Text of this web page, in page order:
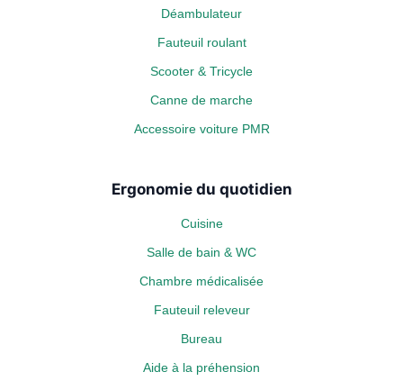
Déambulateur
Fauteuil roulant
Scooter & Tricycle
Canne de marche
Accessoire voiture PMR
Ergonomie du quotidien
Cuisine
Salle de bain & WC
Chambre médicalisée
Fauteuil releveur
Bureau
Aide à la préhension